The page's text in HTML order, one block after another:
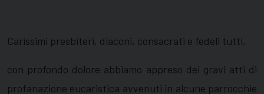
Carissimi presbiteri, diaconi, consacrati e fedeli tutti,
con profondo dolore abbiamo appreso dei gravi atti di
profanazione eucaristica avvenuti in alcune parrocchie